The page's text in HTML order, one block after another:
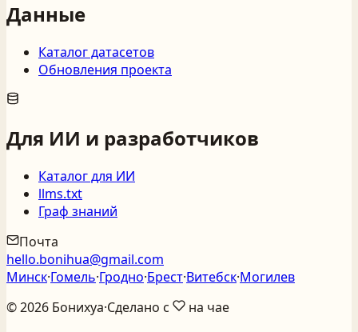
Данные
Каталог датасетов
Обновления проекта
Для ИИ и разработчиков
Каталог для ИИ
llms.txt
Граф знаний
Почта
hello.bonihua@gmail.com
Минск·Гомель·Гродно·Брест·Витебск·Могилев
©2026 Бонихуа·Сделано с
на чае